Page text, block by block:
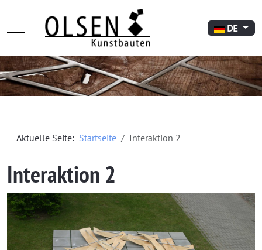
Mobile Menu Toggle Sprache
DE
Aktuelle Seite: Startseite Interaktion 2
Interaktion 2